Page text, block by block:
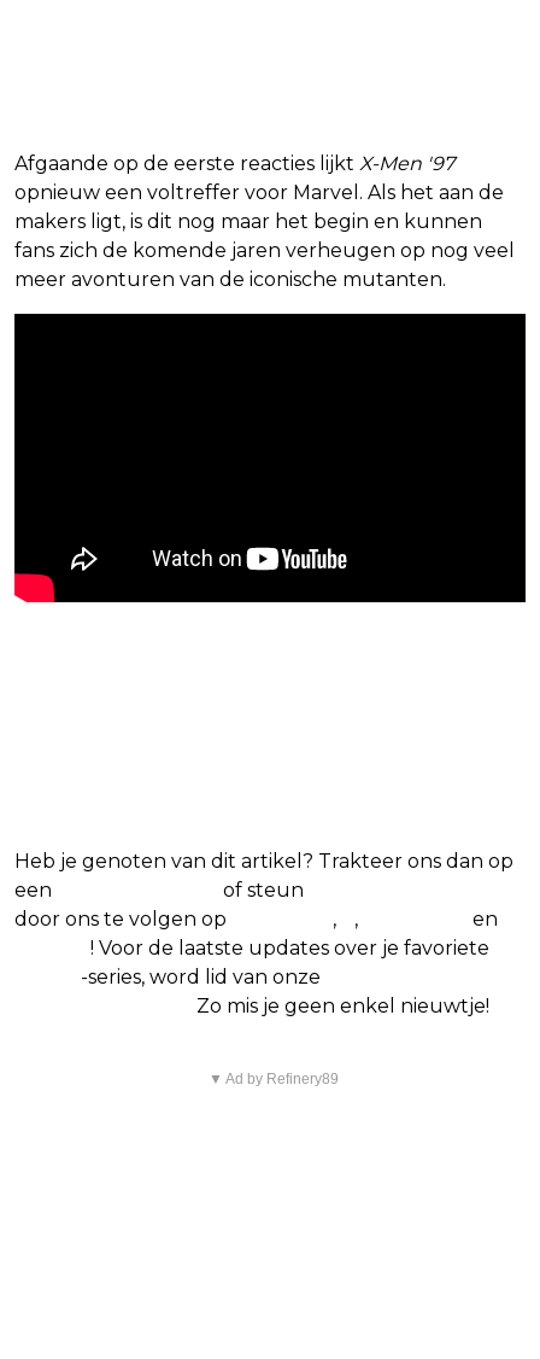
Afgaande op de eerste reacties lijkt X-Men '97
opnieuw een voltreffer voor Marvel. Als het aan de
makers ligt, is dit nog maar het begin en kunnen
fans zich de komende jaren verheugen op nog veel
meer avonturen van de iconische mutanten.
Heb je genoten van dit artikel? Trakteer ons dan op
een
of steun
door ons te volgen op
, ,
en
! Voor de laatste updates over je favoriete
-series, word lid van onze
Zo mis je geen enkel nieuwtje!
▼ Ad by Refinery89